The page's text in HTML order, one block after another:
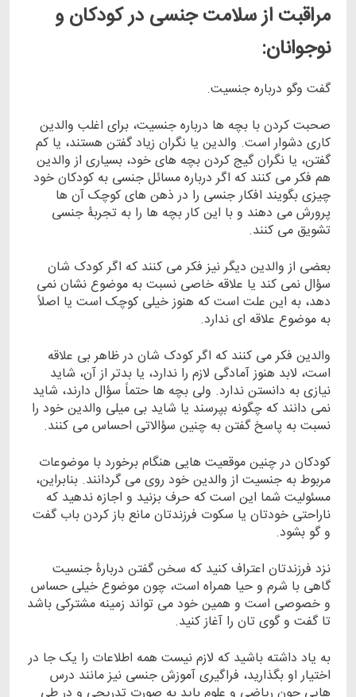
مراقبت از سلامت جنسی در کودکان و
نوجوانان:
گفت وگو درباره جنسیت.
صحبت کردن با بچه ها درباره جنسیت، برای اغلب والدین
کاری دشوار است. والدین یا نگران زیاد گفتن هستند، یا کم
گفتن، یا نگران گیج کردن بچه های خود، بسیاری از والدین
هم فکر می کنند که اگر درباره مسائل جنسی به کودکان خود
چیزی بگویند افکار جنسی را در ذهن های کوچک آن ها
پرورش می دهند و با این کار بچه ها را به تجربۀ جنسی
تشویق می کنند.
بعضی از والدین دیگر نیز فکر می کنند که اگر کودک شان
سؤال نمی کند یا علاقه خاصی نسبت به موضوع نشان نمی
دهد، به این علت است که هنوز خیلی کوچک است یا اصلاً
به موضوع علاقه ای ندارد.
والدین فکر می کنند که اگر کودک شان در ظاهر بی علاقه
است، لابد هنوز آمادگی لازم را ندارد، یا بدتر از آن، شاید
نیازی به دانستن ندارد. ولی بچه ها حتماً سؤال دارند، شاید
نمی دانند که چگونه بپرسند یا شاید بی میلی والدین خود را
نسبت به پاسخ گفتن به چنین سؤالاتی احساس می کنند.
کودکان در چنین موقعیت هایی هنگام برخورد با موضوعات
مربوط به جنسیت از والدین خود روی می گردانند. بنابراین،
مسئولیت شما این است که حرف بزنید و اجازه ندهید که
ناراحتی خودتان یا سکوت فرزندتان مانع باز کردن باب گفت
و گو بشود.
نزد فرزندتان اعتراف کنید که سخن گفتن دربارۀ جنسیت
گاهی با شرم و حیا همراه است، چون موضوع خیلی حساس
و خصوصی است و همین خود می تواند زمینه مشترکی باشد
تا گفت و گوی تان را آغاز کنید.
به یاد داشته باشید که لازم نیست همه اطلاعات را یک جا در
اختیار او بگذارید، فراگیری آموزش جنسی نیز مانند درس